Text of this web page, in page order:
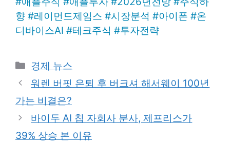
향 #레이먼드제임스 #시장분석 #아이폰 #온
디바이스AI #테크주식 #투자전략
Categories
경제 뉴스
워렌 버핏 은퇴 후 버크셔 해서웨이 100년
가는 비결은?
바이두 AI 칩 자회사 분사, 제프리스가
39% 상승 본 이유